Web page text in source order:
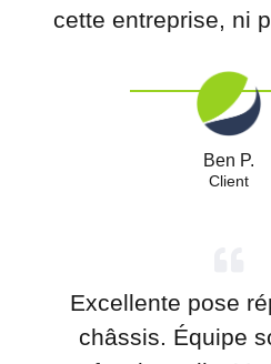
cette entreprise, ni
Ben P.
Client
Excellente pose
châssis. Équipe